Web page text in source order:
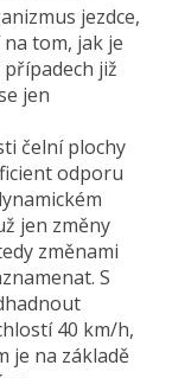
jezdce,
tom, jak je
již
jen
čelní plochy
odporu
jen změny
změnami
S
40 km/h,
je na základě